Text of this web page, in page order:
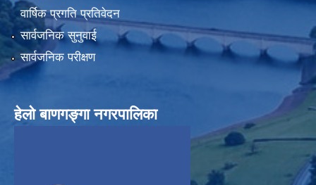
वार्षिक प्रगति प्रतिवेदन
सार्वजनिक सुनुवाई
सार्वजनिक परीक्षण
हेलाे बाणगङ्गा नगरपालिका